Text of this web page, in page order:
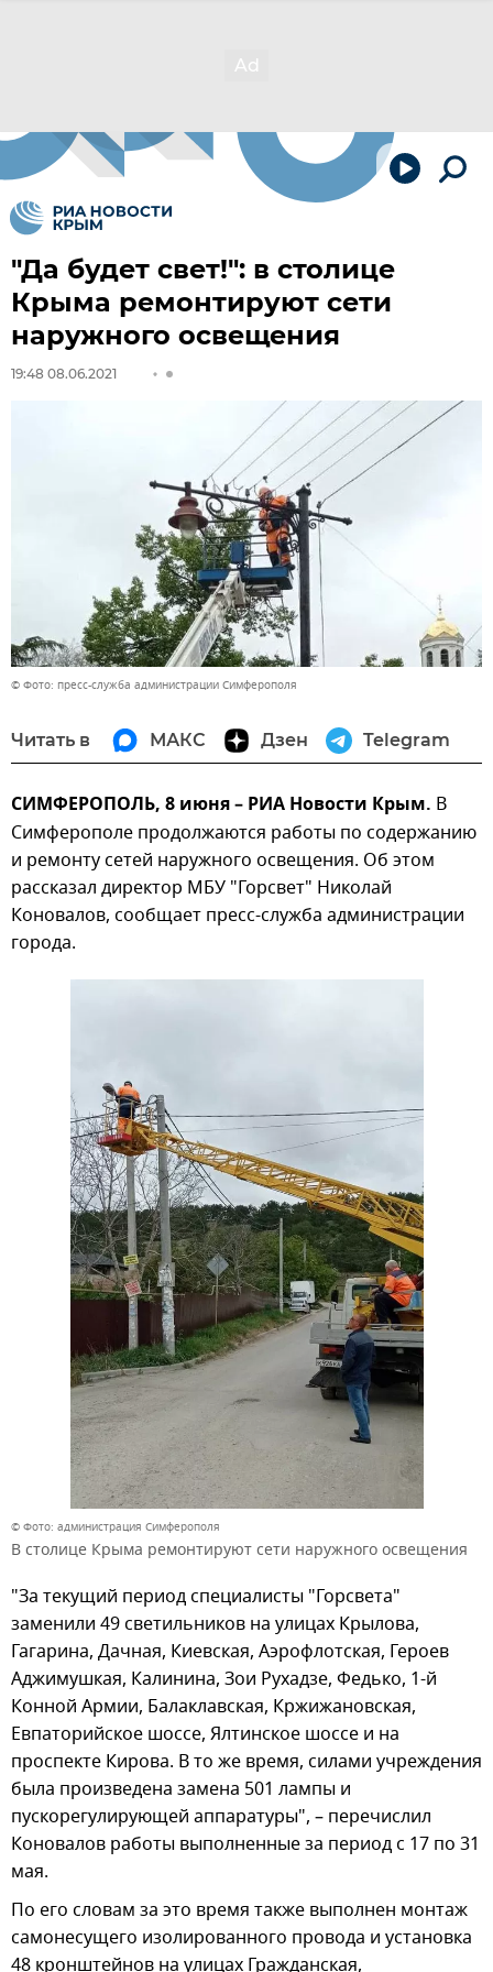
"Да будет свет!": в столице
Крыма ремонтируют сети
наружного освещения
19:48 08.06.2021
© Фото: пресс-служба администрации Симферополя
Читать в МАКС Дзен Telegram
СИМФЕРОПОЛЬ, 8 июня – РИА Новости Крым. В
Симферополе продолжаются работы по содержанию
и ремонту сетей наружного освещения. Об этом
рассказал директор МБУ "Горсвет" Николай
Коновалов, сообщает пресс-служба администрации
города.
© Фото: администрация Симферополя
В столице Крыма ремонтируют сети наружного освещения
"За текущий период специалисты "Горсвета"
заменили 49 светильников на улицах Крылова,
Гагарина, Дачная, Киевская, Аэрофлотская, Героев
Аджимушкая, Калинина, Зои Рухадзе, Федько, 1-й
Конной Армии, Балаклавская, Кржижановская,
Евпаторийское шоссе, Ялтинское шоссе и на
проспекте Кирова. В то же время, силами учреждения
была произведена замена 501 лампы и
пускорегулирующей аппаратуры", – перечислил
Коновалов работы выполненные за период с 17 по 31
мая.
По его словам за это время также выполнен монтаж
самонесущего изолированного провода и установка
48 кронштейнов на улицах Гражданская,